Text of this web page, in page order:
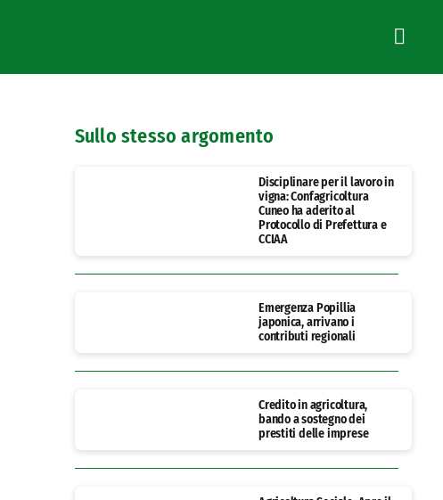
Sullo stesso argomento
Disciplinare per il lavoro in
vigna: Confagricoltura
Cuneo ha aderito al
Protocollo di Prefettura e
CCIAA
Emergenza Popillia
japonica, arrivano i
contributi regionali
Credito in agricoltura,
bando a sostegno dei
prestiti delle imprese